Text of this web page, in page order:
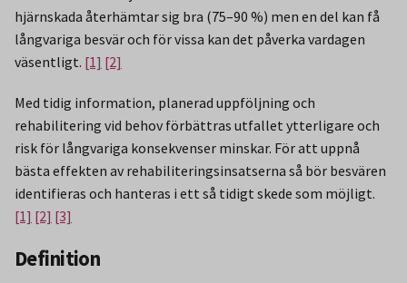
hjärnskada återhämtar sig bra (75–90 %) men en del kan få
långvariga besvär och för vissa kan det påverka vardagen
väsentligt. [1] [2]
Med tidig information, planerad uppföljning och
rehabilitering vid behov förbättras utfallet ytterligare och
risk för långvariga konsekvenser minskar. För att uppnå
bästa effekten av rehabiliteringsinsatserna så bör besvären
identifieras och hanteras i ett så tidigt skede som möjligt.
[1] [2] [3]
Definition